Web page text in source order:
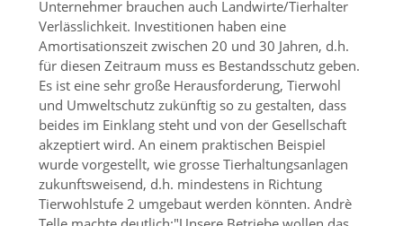
Unternehmer brauchen auch Landwirte/Tierhalter
Verlässlichkeit. Investitionen haben eine
Amortisationszeit zwischen 20 und 30 Jahren, d.h.
für diesen Zeitraum muss es Bestandsschutz geben.
Es ist eine sehr große Herausforderung, Tierwohl
und Umweltschutz zukünftig so zu gestalten, dass
beides im Einklang steht und von der Gesellschaft
akzeptiert wird. An einem praktischen Beispiel
wurde vorgestellt, wie grosse Tierhaltungsanlagen
zukunftsweisend, d.h. mindestens in Richtung
Tierwohlstufe 2 umgebaut werden könnten. Andrè